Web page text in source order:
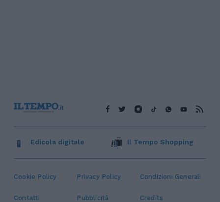
Cookie Policy Privacy Policy Condizioni Generali
Contatti Pubblicità
Credits
Edicola digitale Il Tempo Shopping